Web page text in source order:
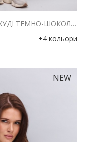
ЖІНОЧЕ ВЕЛЮРОВЕ ЗІП-ХУДІ ТЕМНО-ШОКОЛАДНЕ З ВИШИВКОЮ THE PICKLEBALL CLUB
+4 кольори
NEW